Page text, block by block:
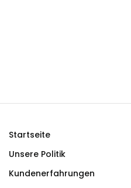
Startseite
Unsere Politik
Kundenerfahrungen